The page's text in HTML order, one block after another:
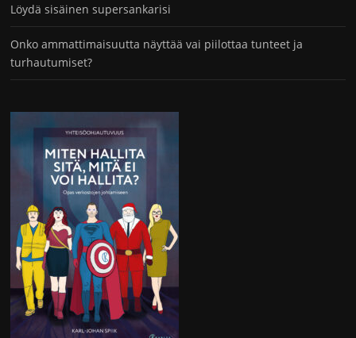
Löydä sisäinen supersankarisi
Onko ammattimaisuutta näyttää vai piilottaa tunteet ja
turhautumiset?